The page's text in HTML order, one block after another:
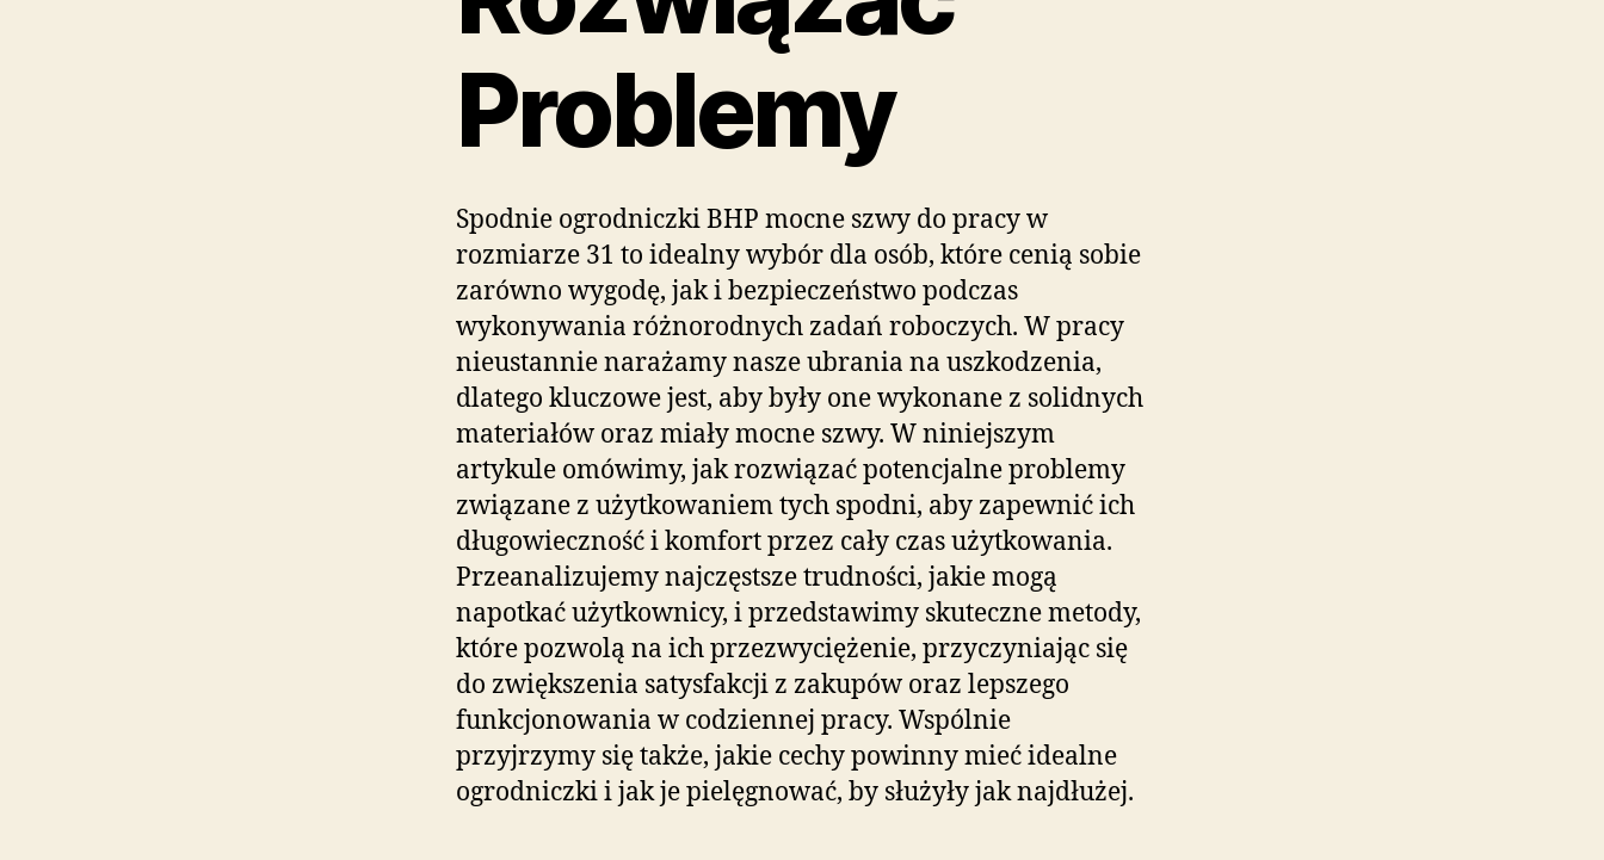
Problemy
Spodnie ogrodniczki BHP mocne szwy do pracy w
rozmiarze 31 to idealny wybór dla osób, które cenią sobie
zarówno wygodę, jak i bezpieczeństwo podczas
wykonywania różnorodnych zadań roboczych. W pracy
nieustannie narażamy nasze ubrania na uszkodzenia,
dlatego kluczowe jest, aby były one wykonane z solidnych
materiałów oraz miały mocne szwy. W niniejszym
artykule omówimy, jak rozwiązać potencjalne problemy
związane z użytkowaniem tych spodni, aby zapewnić ich
długowieczność i komfort przez cały czas użytkowania.
Przeanalizujemy najczęstsze trudności, jakie mogą
napotkać użytkownicy, i przedstawimy skuteczne metody,
które pozwolą na ich przezwyciężenie, przyczyniając się
do zwiększenia satysfakcji z zakupów oraz lepszego
funkcjonowania w codziennej pracy. Wspólnie
przyjrzymy się także, jakie cechy powinny mieć idealne
ogrodniczki i jak je pielęgnować, by służyły jak najdłużej.